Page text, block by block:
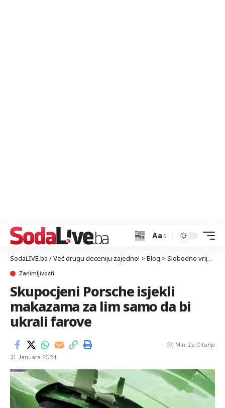
Aa
SodaLIVE.ba / Već drugu deceniju zajedno! > Blog > Slobodno vrijeme
Zanimljivosti
Skupocjeni Porsche isjekli
makazama za lim samo da bi
ukrali farove
31. Januara 2024.
1 Min. Za Čitanje